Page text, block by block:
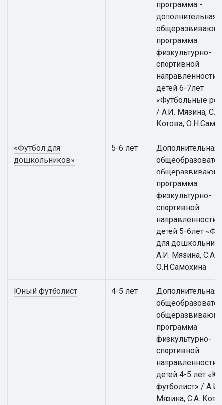
программа -
дополнительная
программа
физкультурно-
спортивной
направленности
детей 6-7лет
«Футбольные
/ А.И. Мязина, С.А.
Котова,
«Футбол для
дошкольников»
5-6 лет
Дополнительная
программа
физкультурно-
спортивной
направленности
детей 5-6лет
для
А.И. Мязина, С.А.
О.Н.Самохина
Юный футболист 4-5 лет
Дополнительная
программа
физкультурно-
спортивной
направленности
детей 4-5 лет
футболист» / А.И.
Мязина, С.А.